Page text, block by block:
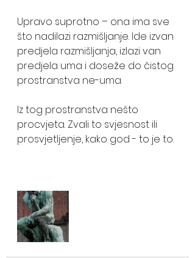
Upravo suprotno – ona ima sve
što nadilazi razmišIjanje. Ide izvan
predjela razmišIjanja, izlazi van
predjela uma i doseže do čistog
prostranstva ne-uma.
Iz tog prostranstva nešto
procvjeta. Zvali to svjesnost ili
prosvjetljenje, kako god - to je to.